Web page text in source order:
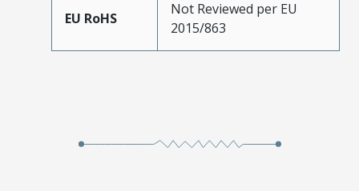
EU RoHS
Not Reviewed per EU
2015/863